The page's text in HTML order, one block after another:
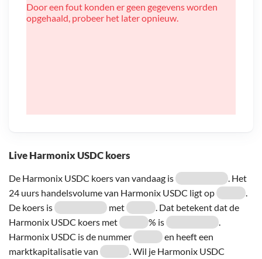
Live Harmonix USDC koers
De Harmonix USDC koers van vandaag is
. Het
24 uurs handelsvolume van Harmonix USDC ligt op
.
De koers is
met
. Dat betekent dat de
Harmonix USDC koers met
% is
.
Harmonix USDC is de nummer
en heeft een
marktkapitalisatie van
. Wil je Harmonix USDC
Door een fout konden er geen gegevens worden
opgehaald, probeer het later opnieuw.